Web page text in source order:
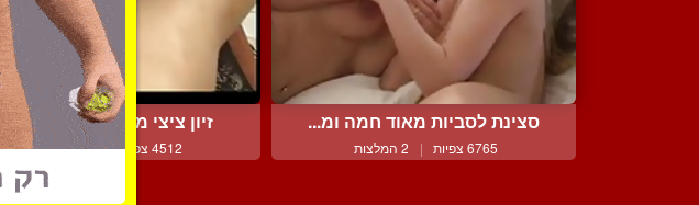
סצינת לסביות מאוד חמה ומ...
6765 צפיות | 2 המלצות
זיון ציצי מעולה עם גמירה...
4512 צפיות | 0 המלצות